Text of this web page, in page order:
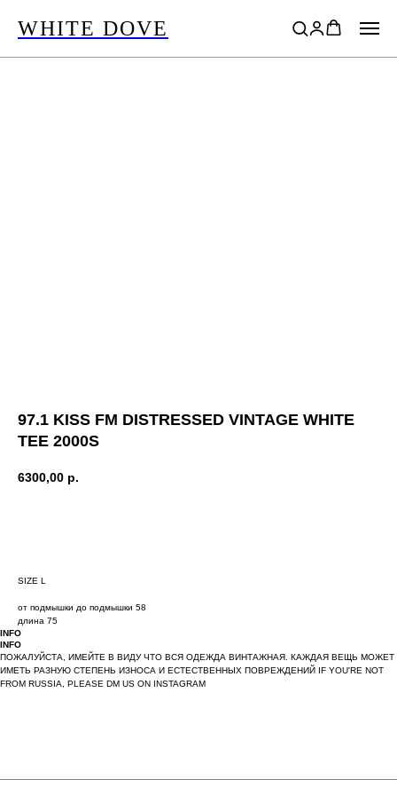
WHITE DOVE
97.1 KISS FM DISTRESSED VINTAGE WHITE
TEE 2000S
6300,00 р.
SIZE L
от подмышки до подмышки 58
длина 75
INFO
INFO
ПОЖАЛУЙСТА, ИМЕЙТЕ В ВИДУ ЧТО ВСЯ ОДЕЖДА ВИНТАЖНАЯ. КАЖДАЯ ВЕЩЬ МОЖЕТ
ИМЕТЬ РАЗНУЮ СТЕПЕНЬ ИЗНОСА И ЕСТЕСТВЕННЫХ ПОВРЕЖДЕНИЙ IF YOU'RE NOT
FROM RUSSIA, PLEASE DM US ON INSTAGRAM
We create digital spaces We create digital spaces We